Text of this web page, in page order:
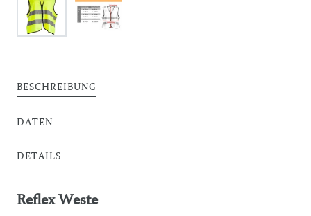
BESCHREIBUNG
DATEN
DETAILS
Reflex Weste